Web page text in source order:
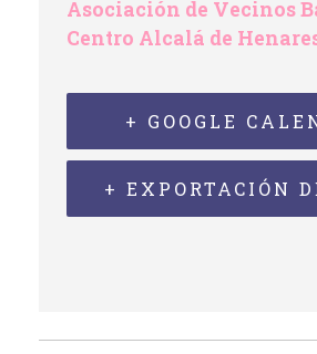
Asociación de Vecinos
Centro Alcalá de
+ GOOGLE
+ EXPORTACIÓN